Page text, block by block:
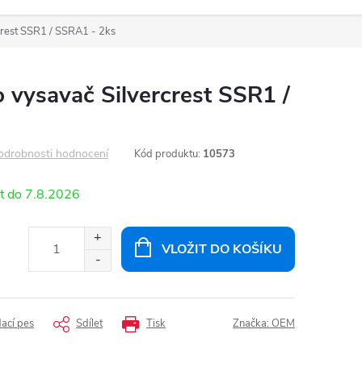
SSR1 / SSRA1 - 2ks
Silvercrest SSR1 /
hodnocení Kód produktu: 10573
7.8.2026
VLOŽIT DO KOŠÍKU
Tisk
pes Sdílet Značka: OEM